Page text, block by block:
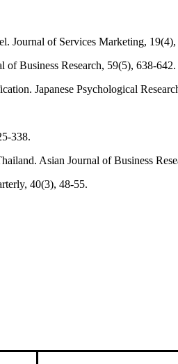
Journal of Services Marketing,
Business Research, 59(5), 638-642.
Japanese Psychological
338.
Asian Journal of Business
40(3), 48-55.